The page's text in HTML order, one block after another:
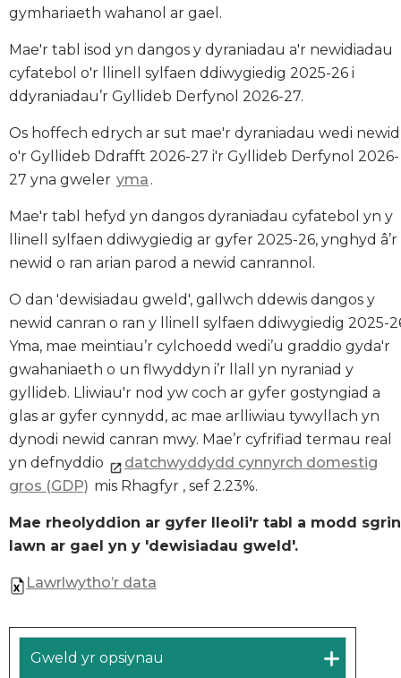
gymhariaeth wahanol ar gael.
Mae'r tabl isod yn dangos y dyraniadau a'r newidiadau
cyfatebol o'r llinell sylfaen ddiwygiedig 2025-26 i
ddyraniadau’r Gyllideb Derfynol 2026-27.
Os hoffech edrych ar sut mae'r dyraniadau wedi newid
o'r Gyllideb Ddrafft 2026-27 i'r Gyllideb Derfynol 2026-
27 yna gweler yma .
Mae'r tabl hefyd yn dangos dyraniadau cyfatebol yn y
llinell sylfaen ddiwygiedig ar gyfer 2025-26, ynghyd â’r
newid o ran arian parod a newid canrannol.
O dan 'dewisiadau gweld', gallwch ddewis dangos y
newid canran o ran y llinell sylfaen ddiwygiedig 2025-
Yma, mae meintiau’r cylchoedd wedi’u graddio gyda'r
gwahaniaeth o un flwyddyn i’r llall yn nyraniad y
gyllideb. Lliwiau'r nod yw coch ar gyfer gostyngiad a
glas ar gyfer cynnydd, ac mae arlliwiau tywyllach yn
dynodi newid canran mwy. Mae’r cyfrifiad termau real
yn defnyddio
datchwyddydd cynnyrch domestig
gros (GDP) mis Rhagfyr , sef 2.23%.
Mae rheolyddion ar gyfer lleoli'r tabl a modd sgrin
lawn ar gael yn y 'dewisiadau gweld'.
Lawrlwytho’r data
Gweld yr opsiynau